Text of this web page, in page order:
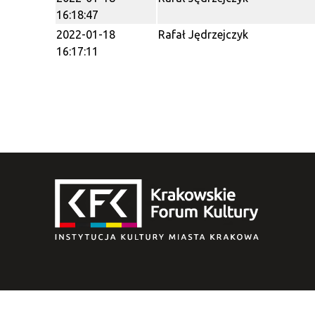
16:18:47
2022-01-18
16:17:11
Rafał Jędrzejczyk